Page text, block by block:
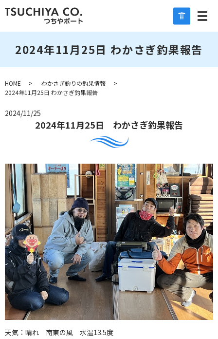
2024年11月25日 わかさぎ釣果報告
HOME
わかさぎ釣りの釣果情報
2024年11月25日 わかさぎ釣果報告
2024/11/25
2024年11月25日 わかさぎ釣果報告
天気：晴れ 南東の風 水温13.5度